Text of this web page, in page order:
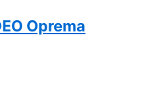
Oprema